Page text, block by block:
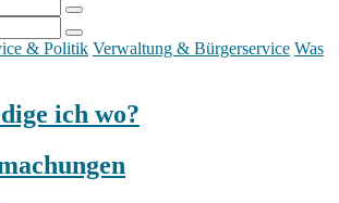
& Politik Verwaltung & Bürgerservice Was
ich wo?